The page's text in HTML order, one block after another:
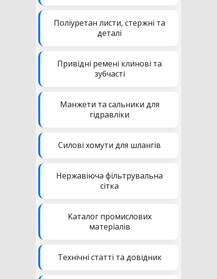
Поліуретан листи, стержні та
деталі
Привідні ремені клинові та
зубчасті
Манжети та сальники для
гідравліки
Силові хомути для шлангів
Нержавіюча фільтрувальна
сітка
Каталог промислових
матеріалів
Технічні статті та довідник